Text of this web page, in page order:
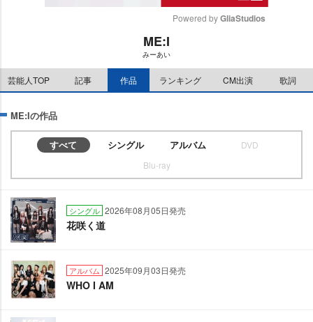
e
Powered by GliaStudios
ME:I
みーあい
芸能人TOP 記事 作品 ランキング CM出演 歌詞
ME:Iの作品
すべて シングル アルバム
DVD
Blu-ray
シングル 2026年08月05日発売
花咲く道
アルバム 2025年09月03日発売
WHO I AM